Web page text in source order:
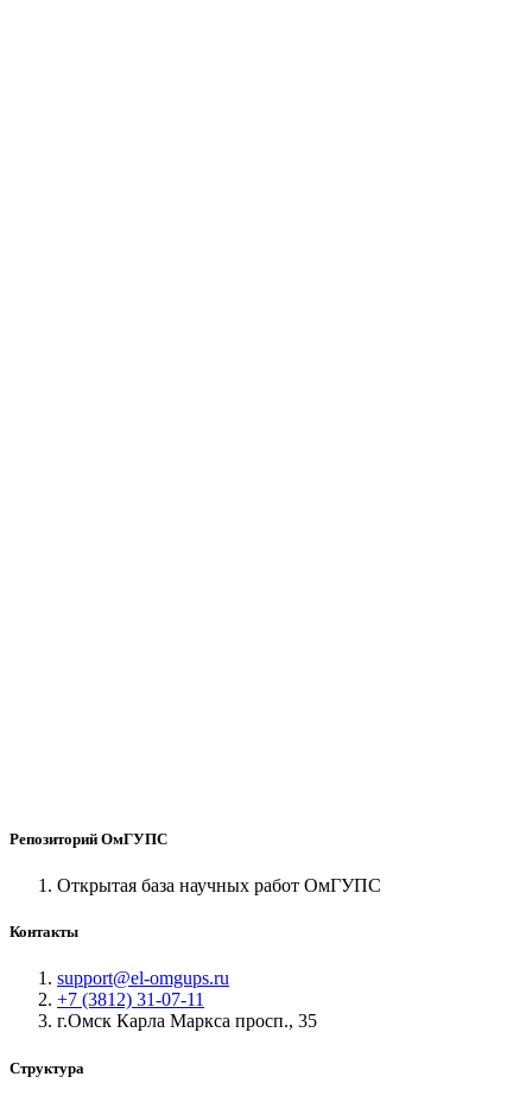
Репозиторий ОмГУПС
Открытая база научных работ ОмГУПС
Контакты
support@el-omgups.ru
+7 (3812) 31-07-11
г.Омск Карла Маркса просп., 35
Структура